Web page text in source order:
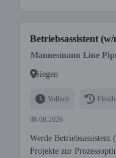
Betriebsassistent
Mannesmann Line
Siegen
Vollzeit
06.08.2026
Werde
Projekte zur